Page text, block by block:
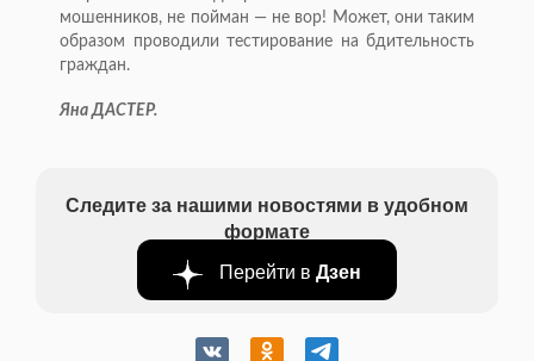
мошенников, не пойман — не вор! Может, они таким
образом проводили тестирование на бдительность
граждан.
Яна ДАСТЕР.
Следите за нашими новостями в удобном
формате
Перейти в Дзен